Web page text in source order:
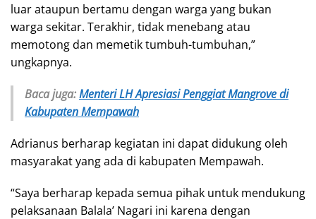
luar ataupun bertamu dengan warga yang bukan
warga sekitar. Terakhir, tidak menebang atau
memotong dan memetik tumbuh-tumbuhan,”
ungkapnya.
Baca juga:Menteri LH Apresiasi Penggiat Mangrove di
Kabupaten Mempawah
Adrianus berharap kegiatan ini dapat didukung oleh
masyarakat yang ada di kabupaten Mempawah.
“Saya berharap kepada semua pihak untuk mendukung
pelaksanaan Balala’ Nagari ini karena dengan